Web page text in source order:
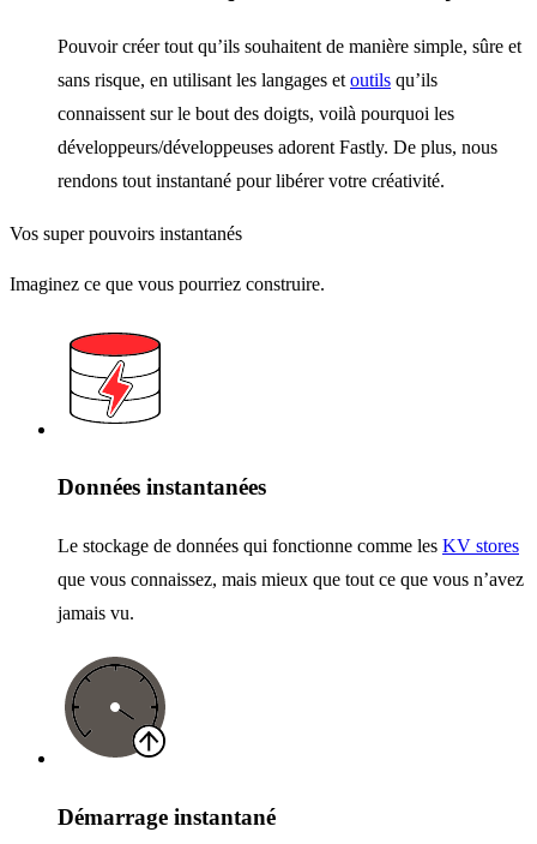
Pouvoir créer tout qu’ils souhaitent de manière simple, sûre et
sans risque, en utilisant les langages etoutils qu’ils
connaissent sur le bout des doigts, voilà pourquoi les
développeurs/développeuses adorent Fastly. De plus, nous
rendons tout instantané pour libérer votre créativité.
Vos super pouvoirs instantanés
Imaginez ce que vous pourriez construire.
Données instantanées
Le stockage de données qui fonctionne comme les KV stores
que vous connaissez, mais mieux que tout ce que vous n’avez
jamais vu.
Démarrage instantané